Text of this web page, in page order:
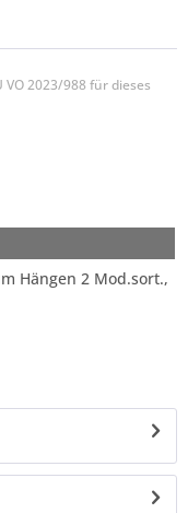
2023/988 für dieses
Hängen 2 Mod.sort.,